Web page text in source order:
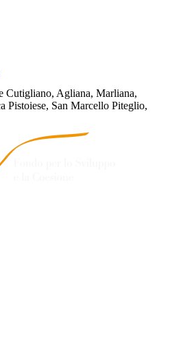
Cutigliano, Agliana, Marliana,
Pistoiese, San Marcello Piteglio,